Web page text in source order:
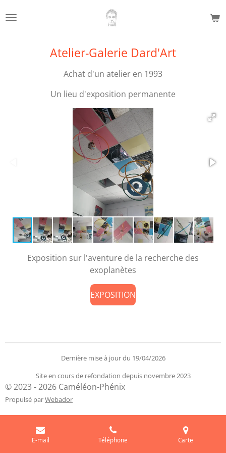
au
Atelier-Galerie Dard'Art
Achat d'un atelier en 1993
Un lieu d'exposition permanente
Exposition sur l'aventure de la recherche des
exoplanètes
EXPOSITION
Dernière mise à jour du 19/04/2026
Site en cours de refondation depuis novembre 2023
© 2023 - 2026 Caméléon-Phénix
Propulsé parWebador
E-mail Téléphone Carte